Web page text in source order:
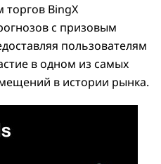
торгов BingX
с призовым
пользователям
в одном из самых
в истории рынка.